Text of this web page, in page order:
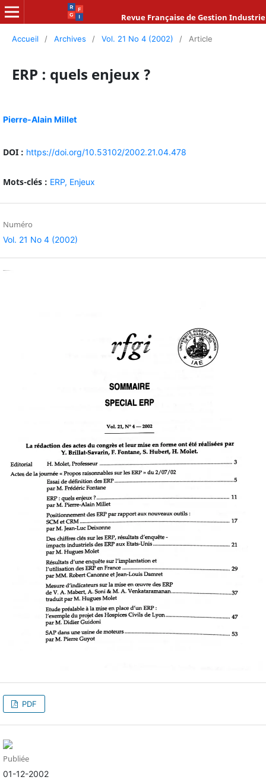
Revue Française de Gestion
Accueil / Archives / Vol. 21 No 4 (2002) / Article
ERP : quels enjeux ?
Pierre-Alain Millet
DOI : https://doi.org/10.53102/2002.21.04.478
Mots-clés : ERP, Enjeux
Numéro
Vol. 21 No 4 (2002)
PDF
Publiée
01-12-2002